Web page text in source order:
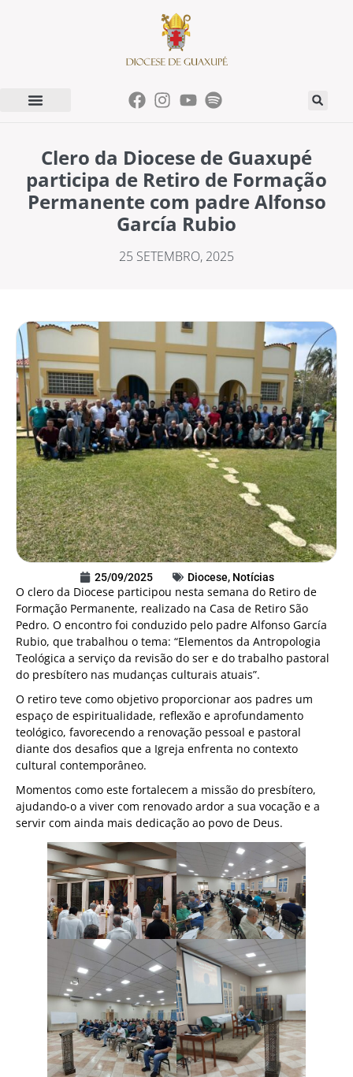
Clero da Diocese de Guaxupé
participa de Retiro de Formação
Permanente com padre Alfonso
García Rubio
25 SETEMBRO, 2025
25/09/2025 Diocese, Notícias
O clero da Diocese participou nesta semana do Retiro de
Formação Permanente, realizado na Casa de Retiro São
Pedro. O encontro foi conduzido pelo padre Alfonso García
Rubio, que trabalhou o tema: “Elementos da Antropologia
Teológica a serviço da revisão do ser e do trabalho pastoral
do presbítero nas mudanças culturais atuais”.
O retiro teve como objetivo proporcionar aos padres um
espaço de espiritualidade, reflexão e aprofundamento
teológico, favorecendo a renovação pessoal e pastoral
diante dos desafios que a Igreja enfrenta no contexto
cultural contemporâneo.
Momentos como este fortalecem a missão do presbítero,
ajudando-o a viver com renovado ardor a sua vocação e a
servir com ainda mais dedicação ao povo de Deus.